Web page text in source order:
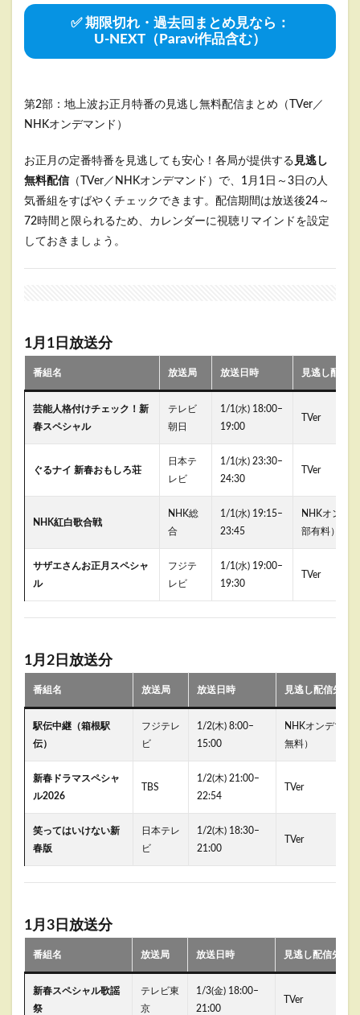
✅ 期限切れ・過去回まとめ見なら：
U-NEXT（Paravi作品含む）
第2部：地上波お正月特番の見逃し無料配信まとめ（TVer／
NHKオンデマンド）
お正月の定番特番を見逃しても安心！各局が提供する 見逃し
無料配信（TVer／NHKオンデマンド）で、1月1日～3日の人
気番組をすばやくチェックできます。配信期間は放送後24～
72時間と限られるため、カレンダーに視聴リマインドを設定
しておきましょう。
1月1日放送分
番組名 放送局 放送日時 見逃し配信先
芸能人格付けチェック！新
春スペシャル
テレビ
朝日
1/1(水) 18:00–
19:00
TVer
ぐるナイ 新春おもしろ荘
日本テ
レビ
1/1(水) 23:30–
24:30
TVer
NHK紅白歌合戦
NHK総
合
1/1(水) 19:15–
23:45
NHKオンデ
部有料）
サザエさんお正月スペシャ
ル
フジテ
レビ
1/1(水) 19:00–
19:30
TVer
1月2日放送分
番組名 放送局 放送日時 見逃し配信先
駅伝中継（箱根駅
伝）
フジテレ
ビ
1/2(木) 8:00–
15:00
NHKオンデマン
無料）
新春ドラマスペシャ
ル2026
TBS
1/2(木) 21:00–
22:54
TVer
笑ってはいけない新
春版
日本テレ
ビ
1/2(木) 18:30–
21:00
TVer
1月3日放送分
番組名 放送局 放送日時 見逃し配信先
新春スペシャル歌謡
祭
テレビ東
京
1/3(金) 18:00–
21:00
TVer